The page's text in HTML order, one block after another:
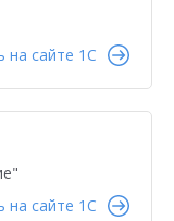
на сайте 1C
на сайте 1C